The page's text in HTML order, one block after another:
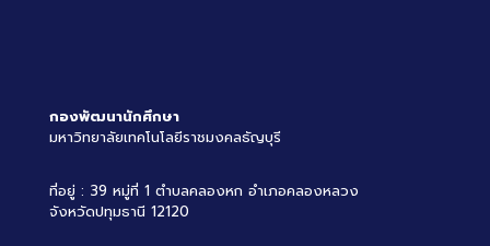
กองพัฒนานักศึกษา
มหาวิทยาลัยเทคโนโลยีราชมงคลธัญบุรี
ที่อยู่ : 39 หมู่ที่ 1 ตำบลคลองหก อำเภอคลองหลวง
จังหวัดปทุมธานี 12120